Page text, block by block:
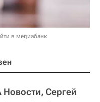
в медиабанк
Сергей